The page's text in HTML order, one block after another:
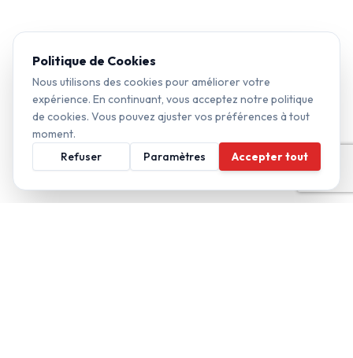
Politique de Cookies
Nous utilisons des cookies pour améliorer votre
expérience. En continuant, vous acceptez notre politique
de cookies. Vous pouvez ajuster vos préférences à tout
moment.
Refuser
Paramètres Accepter tout